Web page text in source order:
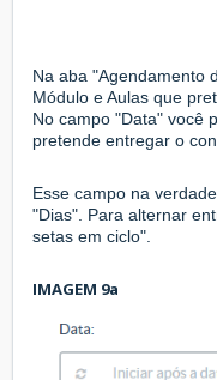
Na aba "Agendamento
Módulo e Aulas que
No campo "Data" você
pretende entregar o
Esse campo na
"Dias". Para alternar
setas em ciclo".
IMAGEM 9a